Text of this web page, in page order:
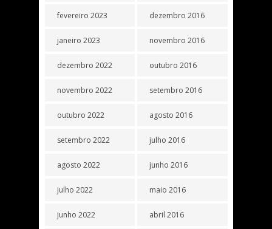
fevereiro 2023
janeiro 2023
dezembro 2022
novembro 2022
outubro 2022
setembro 2022
agosto 2022
julho 2022
junho 2022
dezembro 2016
novembro 2016
outubro 2016
setembro 2016
agosto 2016
julho 2016
junho 2016
maio 2016
abril 2016